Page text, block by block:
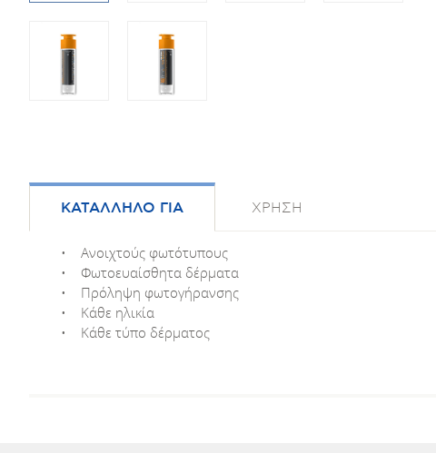
ΚΑΤΑΛΛΗΛΟ ΓΙΑ ΧΡΗΣΗ
• Ανοιχτούς φωτότυπους
• Φωτοευαίσθητα δέρματα
• Πρόληψη φωτογήρανσης
• Κάθε ηλικία
• Κάθε τύπο δέρματος